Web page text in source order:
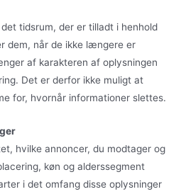
tidsrum, der er tilladt i henhold
dem, når de ikke længere er
af karakteren af oplysningen
Det er derfor ikke muligt at
for, hvornår informationer slettes.
hvilke annoncer, du modtager og
køn og alderssegment
i det omfang disse oplysninger